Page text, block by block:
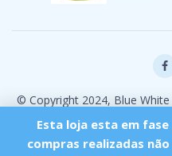
© Copyright 2024, Blue
Esta loja esta em
compras realizadas